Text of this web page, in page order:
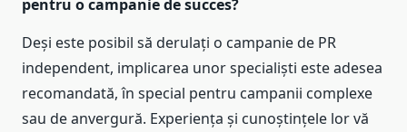
pentru o campanie de succes?
Deși este posibil să derulați o campanie de PR
independent, implicarea unor specialiști este adesea
recomandată, în special pentru campanii complexe
sau de anvergură. Experiența și cunoștințele lor vă